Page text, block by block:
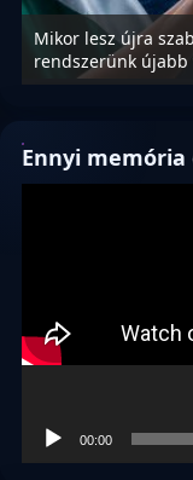
Mikor lesz újra
rendszerünk újabb
Ennyi memória
00:00